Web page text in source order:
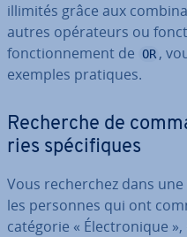
illimités grâce aux
autres opé­ra­teurs ou
fonc­tion­ne­ment de OR ,
exemples pratiques.
Recherche de
ries spé­ci­fiques
Vous re­cher­chez dans
les personnes qui ont
catégorie « Élec­tro­nique